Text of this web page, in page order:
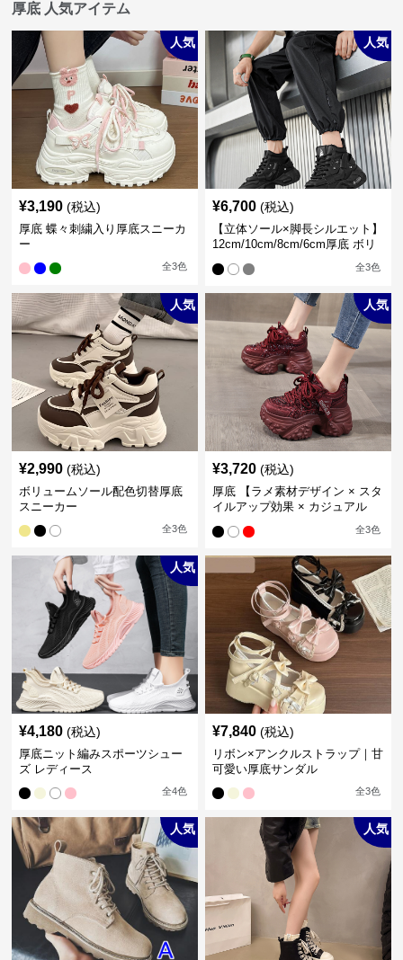
厚底 人気アイテム
人気
¥3,190 (税込)
厚底 蝶々刺繍入り厚底スニーカ
ー
全3色
人気
¥6,700 (税込)
【立体ソール×脚長シルエット】
12cm/10cm/8cm/6cm厚底 ボリ
ュームソール立体設計ハイカッ
トスニーカー｜スニーカー・ハ
イカット
全3色
人気
¥2,990 (税込)
ボリュームソール配色切替厚底
スニーカー
全3色
人気
¥3,720 (税込)
厚底 【ラメ素材デザイン × スタ
イルアップ効果 × カジュアル
系】厚底デザインスニーカー
全3色
人気
¥4,180 (税込)
厚底ニット編みスポーツシュー
ズ レディース
全4色
¥7,840 (税込)
リボン×アンクルストラップ｜甘
可愛い厚底サンダル
全3色
人気 人気